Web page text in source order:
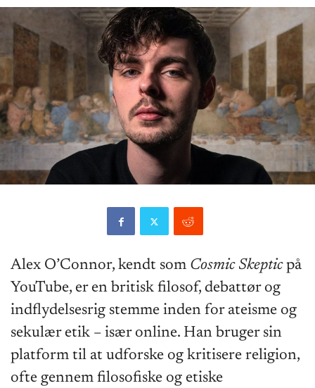
Alex O’Connor, kendt som Cosmic Skepticpå
YouTube, er en britisk filosof, debattør og
indflydelsesrig stemme inden for ateisme og
sekulær etik – især online. Han bruger sin
platform til at udforske og kritisere religion,
ofte gennem filosofiske og etiske